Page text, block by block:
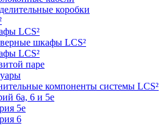
коробки
LCS²
шкафы LCS²
LCS²
паре
компоненты системы LCS²
6a, 6 и 5e
5е
6